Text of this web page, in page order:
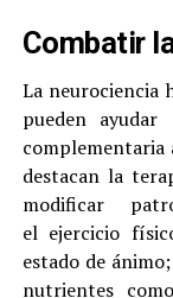
Combatir
La neurociencia
pueden
destacan la
modificar
el ejercicio
estado de
nutrientes